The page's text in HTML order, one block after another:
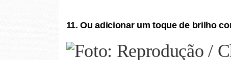
11. Ou adicionar um toque de brilho